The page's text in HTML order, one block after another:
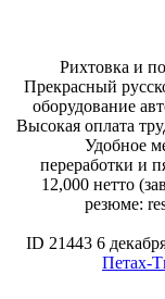
Рихтовка и
Прекрасный
оборудование
Высокая оплата
Удобное
переработки и
12,000 нетто
резюме:
ID 21443 6
Петах-